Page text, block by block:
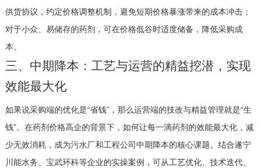
供货协议，约定价格调整机制，避免短期价格暴涨带来的成本冲击；
对于小众、易储存的药剂，可在价格低谷时适度储备，降低采购成
本。
三、中期降本：工艺与运营的精益挖潜，实现
效能最大化
如果说采购端的优化是“省钱”，那么运营端的技改与精益管理就是“生
钱”。在药剂价格高企的背景下，如何让每一滴药剂的效能最大化，减
少无效消耗，成为污水厂和工程公司中期降本的核心课题。结合遂宁
川能水务、宝武环科等企业的实操案例，可从工艺优化、技术迭代、